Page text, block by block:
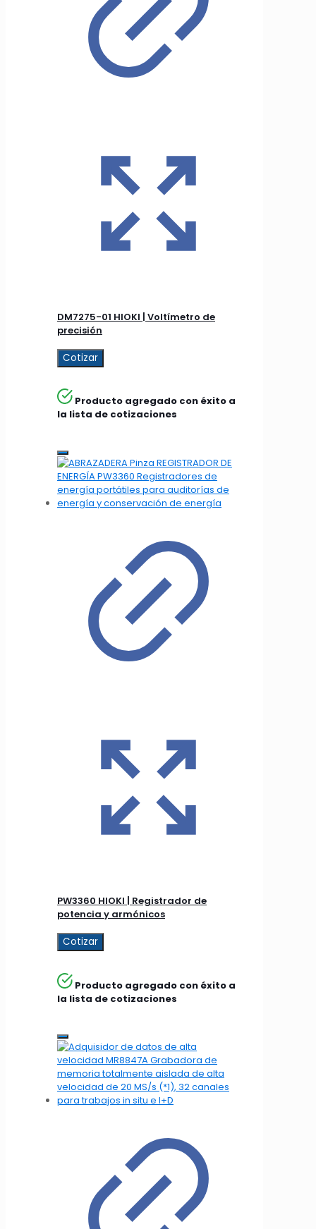
DM7275-01 HIOKI | Voltímetro de
precisión
Cotizar
Producto agregado con éxito a
la lista de cotizaciones
PW3360 HIOKI | Registrador de
potencia y armónicos
Cotizar
Producto agregado con éxito a
la lista de cotizaciones